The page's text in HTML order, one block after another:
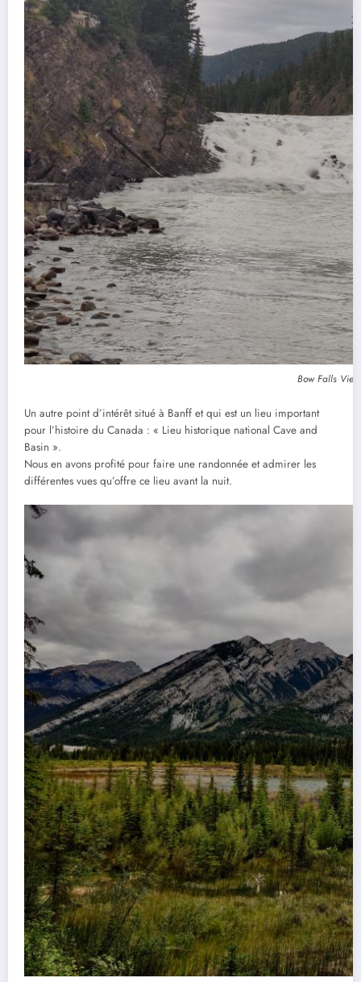
Bow Falls
Un autre point d’intérêt situé à Banff et qui est un lieu important
pour l’histoire du Canada : « Lieu historique national Cave and
Basin ».
Nous en avons profité pour faire une randonnée et admirer les
différentes vues qu’offre ce lieu avant la nuit.